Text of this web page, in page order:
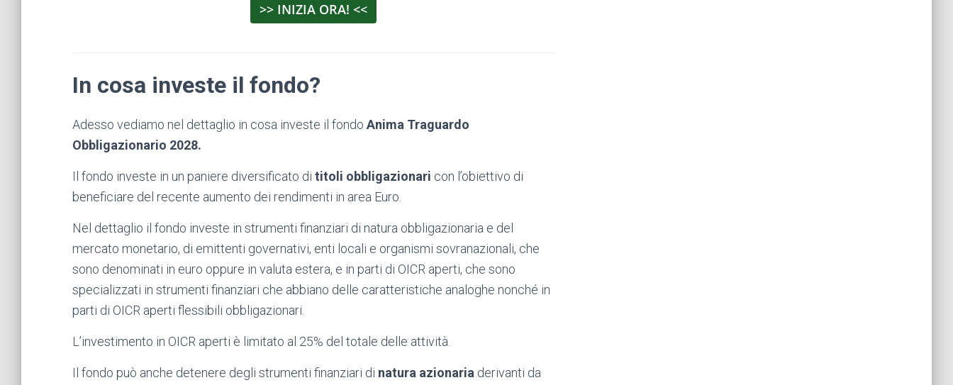
>> INIZIA ORA! <<
In cosa investe il fondo?
Adesso vediamo nel dettaglio in cosa investe il fondo Anima Traguardo
Obbligazionario 2028.
Il fondo investe in un paniere diversificato di titoli obbligazionari con l’obiettivo di
beneficiare del recente aumento dei rendimenti in area Euro.
Nel dettaglio il fondo investe in strumenti finanziari di natura obbligazionaria e del
mercato monetario, di emittenti governativi, enti locali e organismi sovranazionali, che
sono denominati in euro oppure in valuta estera, e in parti di OICR aperti, che sono
specializzati in strumenti finanziari che abbiano delle caratteristiche analoghe nonché in
parti di OICR aperti flessibili obbligazionari.
L’investimento in OICR aperti è limitato al 25% del totale delle attività.
Il fondo può anche detenere degli strumenti finanziari di natura azionaria derivanti da